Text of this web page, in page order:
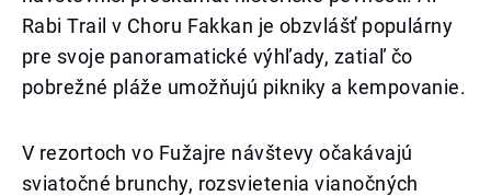
Rabi Trail v Choru Fakkan je obzvlášť populárny
pre svoje panoramatické výhľady, zatiaľ čo
pobrežné pláže umožňujú pikniky a kempovanie.
V rezortoch vo Fužajre návštevy očakávajú
sviatočné brunchy, rozsvietenia vianočných